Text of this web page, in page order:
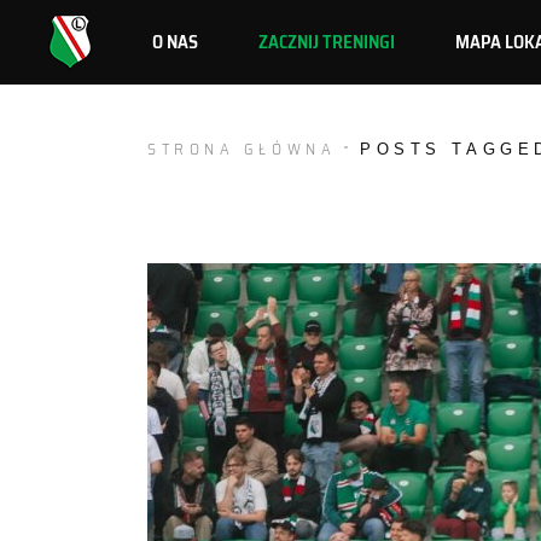
O NAS ZACZNIJ TRENINGI MAPA
STRONA GŁÓWNA POSTS